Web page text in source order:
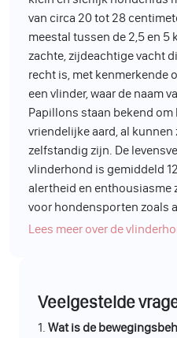
van circa 20 tot 28
meestal tussen de 2,5 en 5
zachte, zijdeachtige vacht
recht is, met kenmerkende
een vlinder, waar de naam
Papillons staan bekend
vriendelijke aard, al
zelfstandig zijn. De
vlinderhond is gemiddeld
alertheid en enthousiasme
voor hondensporten zoals
Lees meer over de
Veelgestelde
1. Wat is de